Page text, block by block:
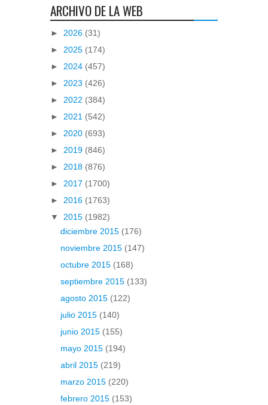
ARCHIVO DE LA WEB
► 2026 (31)
► 2025 (174)
► 2024 (457)
► 2023 (426)
► 2022 (384)
► 2021 (542)
► 2020 (693)
► 2019 (846)
► 2018 (876)
► 2017 (1700)
► 2016 (1763)
▼ 2015 (1982)
diciembre 2015 (176)
noviembre 2015 (147)
octubre 2015 (168)
septiembre 2015 (133)
agosto 2015 (122)
julio 2015 (140)
junio 2015 (155)
mayo 2015 (194)
abril 2015 (219)
marzo 2015 (220)
febrero 2015 (153)